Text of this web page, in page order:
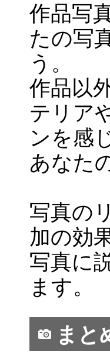
作品写
たの写
う。
作品以
テリア
ンを感
あなた
写真の
加の効
写真に
ます。
まと